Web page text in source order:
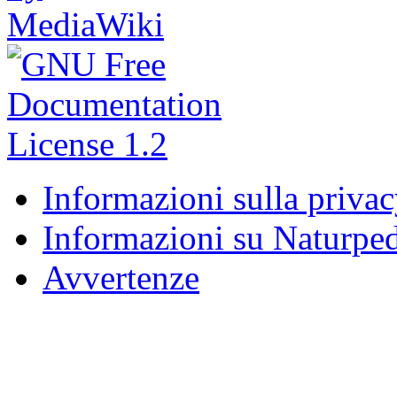
Informazioni sulla
Informazioni su
Avvertenze